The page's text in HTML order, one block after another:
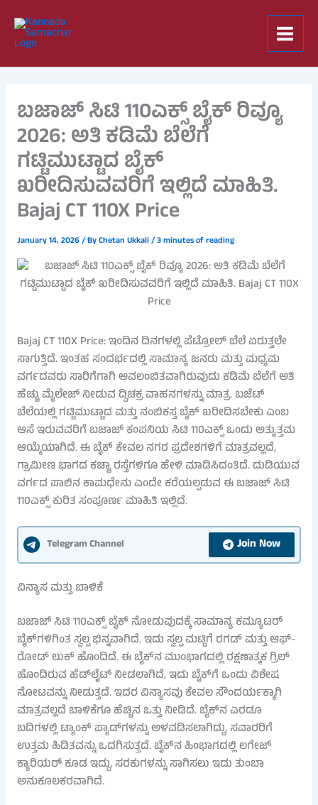
content
ಬಜಾಜ್ ಸಿಟಿ 110ಎಕ್ಸ್ ಬೈಕ್ ರಿವ್ಯೂ
2026: ಅತಿ ಕಡಿಮೆ ಬೆಲೆಗೆ
ಗಟ್ಟಿಮುಟ್ಟಾದ ಬೈಕ್
ಖರೀದಿಸುವವರಿಗೆ ಇಲ್ಲಿದೆ ಮಾಹಿತಿ.
Bajaj CT 110X Price
January 14, 2026/ ByChetan Ukkali/3 minutes of reading
Bajaj CT 110X Price: ಇಂದಿನ ದಿನಗಳಲ್ಲಿ ಪೆಟ್ರೋಲ್ ಬೆಲೆ ಏರುತ್ತಲೇ
ಸಾಗುತ್ತಿದೆ. ಇಂತಹ ಸಂದರ್ಭದಲ್ಲಿ ಸಾಮಾನ್ಯ ಜನರು ಮತ್ತು ಮಧ್ಯಮ
ವರ್ಗದವರು ಸಾರಿಗೆಗಾಗಿ ಅವಲಂಬಿತವಾಗಿರುವುದು ಕಡಿಮೆ ಬೆಲೆಗೆ ಅತಿ
ಹೆಚ್ಚು ಮೈಲೇಜ್ ನೀಡುವ ದ್ವಿಚಕ್ರ ವಾಹನಗಳನ್ನು ಮಾತ್ರ. ಬಜೆಟ್
ಬೆಲೆಯಲ್ಲಿ ಗಟ್ಟಿಮುಟ್ಟಾದ ಮತ್ತು ನಂಬಿಕಸ್ತ ಬೈಕ್ ಖರೀದಿಸಬೇಕು ಎಂಬ
ಆಸೆ ಇರುವವರಿಗೆ ಬಜಾಜ್ ಕಂಪನಿಯ ಸಿಟಿ 110ಎಕ್ಸ್ ಒಂದು ಅತ್ಯುತ್ತಮ
ಆಯ್ಕೆಯಾಗಿದೆ. ಈ ಬೈಕ್ ಕೇವಲ ನಗರ ಪ್ರದೇಶಗಳಿಗೆ ಮಾತ್ರವಲ್ಲದೆ,
ಗ್ರಾಮೀಣ ಭಾಗದ ಕಚ್ಚಾ ರಸ್ತೆಗಳಿಗೂ ಹೇಳಿ ಮಾಡಿಸಿದಂತಿದೆ. ದುಡಿಯುವ
ವರ್ಗದ ಪಾಲಿನ ಕಾಮಧೇನು ಎಂದೇ ಕರೆಯಲ್ಪಡುವ ಈ ಬಜಾಜ್ ಸಿಟಿ
110ಎಕ್ಸ್ ಕುರಿತ ಸಂಪೂರ್ಣ ಮಾಹಿತಿ ಇಲ್ಲಿದೆ.
Telegram Channel Join Now
ವಿನ್ಯಾಸ ಮತ್ತು ಬಾಳಿಕೆ
ಬಜಾಜ್ ಸಿಟಿ 110ಎಕ್ಸ್ ಬೈಕ್ ನೋಡುವುದಕ್ಕೆ ಸಾಮಾನ್ಯ ಕಮ್ಯೂಟರ್
ಬೈಕ್‌ಗಳಿಗಿಂತ ಸ್ವಲ್ಪ ಭಿನ್ನವಾಗಿದೆ. ಇದು ಸ್ವಲ್ಪ ಮಟ್ಟಿಗೆ ರಗಡ್ ಮತ್ತು ಆಫ್-
ರೋಡ್ ಲುಕ್ ಹೊಂದಿದೆ. ಈ ಬೈಕ್‌ನ ಮುಂಭಾಗದಲ್ಲಿ ರಕ್ಷಣಾತ್ಮಕ ಗ್ರಿಲ್
ಹೊಂದಿರುವ ಹೆಡ್‌ಲೈಟ್ ನೀಡಲಾಗಿದೆ, ಇದು ಬೈಕ್‌ಗೆ ಒಂದು ವಿಶೇಷ
ನೋಟವನ್ನು ನೀಡುತ್ತದೆ. ಇದರ ವಿನ್ಯಾಸವು ಕೇವಲ ಸೌಂದರ್ಯಕ್ಕಾಗಿ
ಮಾತ್ರವಲ್ಲದೆ ಬಾಳಿಕೆಗೂ ಹೆಚ್ಚಿನ ಒತ್ತು ನೀಡಿದೆ. ಬೈಕ್‌ನ ಎರಡೂ
ಬದಿಗಳಲ್ಲಿ ಟ್ಯಾಂಕ್ ಪ್ಯಾಡ್‌ಗಳನ್ನು ಅಳವಡಿಸಲಾಗಿದ್ದು, ಸವಾರರಿಗೆ
ಉತ್ತಮ ಹಿಡಿತವನ್ನು ಒದಗಿಸುತ್ತದೆ. ಬೈಕ್‌ನ ಹಿಂಭಾಗದಲ್ಲಿ ಲಗೇಜ್
ಕ್ಯಾರಿಯರ್ ಕೂಡ ಇದ್ದು, ಸರಕುಗಳನ್ನು ಸಾಗಿಸಲು ಇದು ತುಂಬಾ
ಅನುಕೂಲಕರವಾಗಿದೆ.